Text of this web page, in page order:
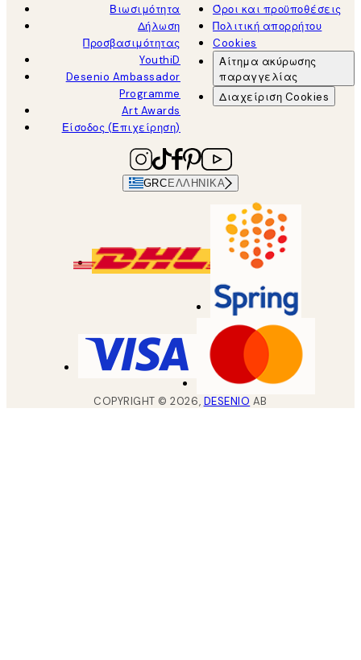
Βιωσιμότητα
Δήλωση
Προσβασιμότητας
YouthiD
Desenio Ambassador
Programme
Art Awards
Είσοδος (Επιχείρηση)
Όροι και προϋποθέσεις
Πολιτική απορρήτου
Cookies
Αίτημα ακύρωσης
παραγγελίας
Διαχείριση Cookies
GRC ΕΛΛΗΝΙΚΆ
COPYRIGHT ©2026, DESENIO AB